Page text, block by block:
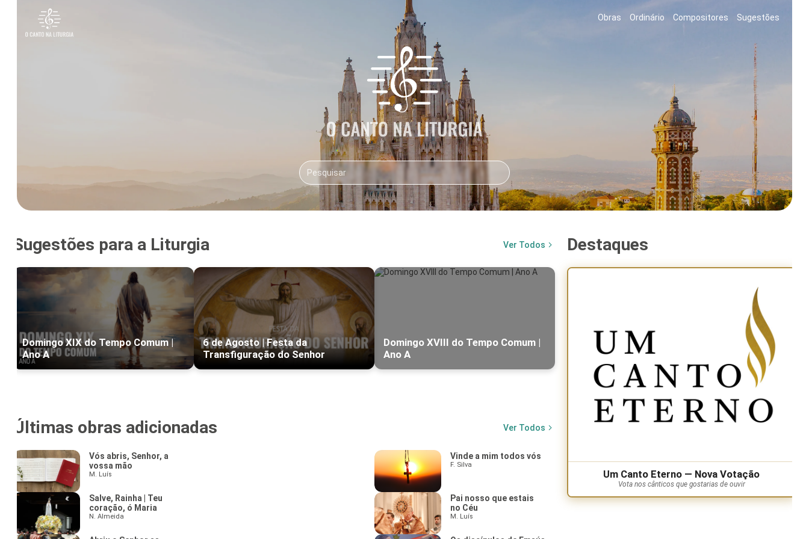
Obras Ordinário Compositores Sugestões
Sugestões para a Liturgia Ver Todos
Domingo XIX do Tempo Comum |
Ano A
6 de Agosto | Festa da
Transfiguração do Senhor
Domingo XVIII do Tempo Comum |
Ano A
Últimas obras adicionadas Ver Todos
Vós abris, Senhor, a
vossa mão
M. Luís
Vinde a mim todos vós
F. Silva
Salve, Rainha | Teu
coração, ó Maria
N. Almeida
Pai nosso que estais
no Céu
M. Luís
Destaques
Um Canto Eterno — Nova Votação
Vota nos cânticos que gostarias de ouvir